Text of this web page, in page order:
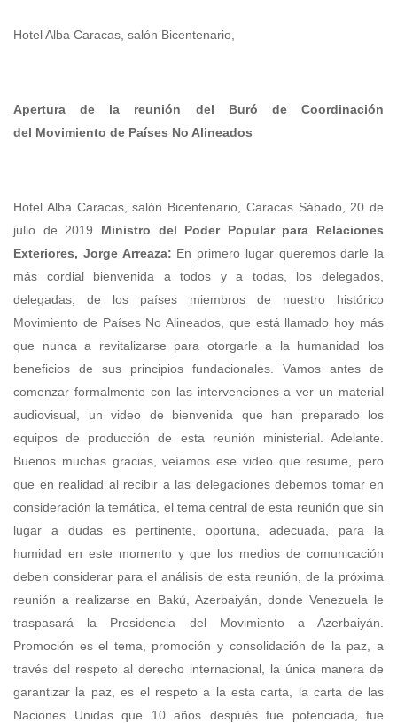
Hotel Alba Caracas, salón Bicentenario,
Apertura de la reunión del Buró de Coordinación
del Movimiento de Países No Alineados
Hotel Alba Caracas, salón Bicentenario, Caracas Sábado, 20 de
julio de 2019 Ministro del Poder Popular para Relaciones
Exteriores, Jorge Arreaza: En primero lugar queremos darle la más cordial bienvenida a todos y a todas, los delegados, delegadas, de los países miembros de nuestro histórico Movimiento de Países No Alineados, que está llamado hoy más que nunca a revitalizarse para otorgarle a la humanidad los beneficios de sus principios fundacionales. Vamos antes de comenzar formalmente con las intervenciones a ver un material audiovisual, un video de bienvenida que han preparado los equipos de producción de esta reunión ministerial. Adelante. Buenos muchas gracias, veíamos ese video que resume, pero que en realidad al recibir a las delegaciones debemos tomar en consideración la temática, el tema central de esta reunión que sin lugar a dudas es pertinente, oportuna, adecuada, para la humidad en este momento y que los medios de comunicación deben considerar para el análisis de esta reunión, de la próxima reunión a realizarse en Bakú, Azerbaiyán, donde Venezuela le traspasará la Presidencia del Movimiento a Azerbaiyán. Promoción es el tema, promoción y consolidación de la paz, a través del respeto al derecho internacional, la única manera de garantizar la paz, es el respeto a la esta carta, la carta de las Naciones Unidas que 10 años después fue potenciada, fue alimentada por los principios de aquella conferencia euroasiática en Bandung, Indonesia, y que dio luz, dio nacimiento a nuestro Movimiento. Estamos seguros que la participación de todas y todos ustedes, será de gran importancia para que esta temática en el mundo retome su rol fundamental y para aquellos actores internacionales que han decidido de manera consuetudinaria violar el derecho internacional, tengan que entrar por el carril de la humanidad, por el carril del respeto al derecho internacional. Antes de que sigamos avanzando nos corresponde solicitar un minuto de silencio en honor de los líderes de nuestro Movimiento que han fallecido desde la pasada conferencia ministerial, que se llevó a cabo en Bandung, en abril 2018, en este caso su excelencia el señor Tran Dai Quang, expresidente de la República Socialista de Vietnam, quien falleciera el pasado 21 de septiembre de 2018 y su excelencia el señor Do Moi, exsecretario general del Partido Comunista de Vietnam y Presidente del Consejo de Ministros del gobierno de Vietnam quien falleciera el pasado primero de octubre de 2018. Comienza el minuto de silencio. Finaliza el minuto de silencio a honor a nuestros líderes y a todos los líderes fundacionales de nuestro Movimiento, que en su momento cambiaron la historia de las relaciones internacionales con la creación de MNOAL, de nuestro Movimiento de Países No Alineados. Permítanme ahora pasar a nuestra intervención desde la Presidencia de esta reunión, para seguir adelante con nuestro programa. Hoy a casi 3 años de la histórica cumbre en la isla de Margarita, en la que Venezuela asumió la Presidencia de nuestro Movimiento, el destino nos ha convocado nuevamente en este país, en esta ocasión en la capital, Caracas, cuna del libertador Simón Bolívar, donde hace más de 200 años se inició y desarrolló la gesta independentista de nuestra patria y en la que con orgullo enarbolamos las banderas a favor de libertad, la independencia y la justicia social; son esas también las banderas que fueron asumidas con gran determinación por el comandante Hugo Chávez, quien fue un firme promotor de la unidad de los países del sur y la cooperación sur-sur. En el marco de nuestra diplomacia bolivariana de paz desde Venezuela concebimos el no alineamiento, dentro de la neutralidad positiva, como un puente hacia el diálogo y el entendimiento, para que Movimiento pueda seguir siendo un factor de equilibrio en las relaciones internacionales. Desde esta perspectiva juzgamos necesario la configuración de esfuerzos para contribuir al fortalecimiento, entre otros, de la cooperación sur-sur y de la consulta la concertación política, a fin que nuestras decisiones adoptadas y los pronunciamientos emitidos por nuestros líderes, tengan una incidencia real y un impacto positivo en el escenario mundial. Desde el momento mismo en que asumimos la Presidencia del MNOAL, nos establecimos tres metas muy concreta, la primera: afianza la cohesión de nuestra membrecía de la membrecía de todos los estados miembros sobre la base de la premisa unidad en la diversidad; la segunda: fortalecer la solidaridad entre los estados miembros del Movimiento y en el mejor espíritu del no alineamiento y la tercera: avanzar en el proceso de revitalización del MNOAL a fin de reafirma su plena vigencia en la actual coyuntura internacional. Si bien hemos avanzado tal como se desprende del informe de gestión, que será presentado en breve, debemos reconocer no solo que aun nos queda un largo camino por recorrer, sino que nos encontramos hoy en medio de un escenario turbulento, signado por la incertidumbre y la presencia de serios desafíos que serán agudizados por las políticas aplicadas por algunas potencias, que pretenden bajo la óptica del unilateralismo vulnerar la soberanía y la independencia política de los estados, en perjuicio de la paz, los derechos humanos, el desarrollo y la solidaridad internacional. De allí la transcendencia del tema central de esta reunión, insistimos, promoción y consolidación de la paz a través del respeto al derecho internacional, y es que la paz es mucho más que el derecho de la humanidad a vivir sin sobresaltos o conflictos por las acciones irresponsables, impulsadas desde los centros de poder. También la paz es el derecho real de cada uno de nuestros pueblos a decidir su futuro, sin temor de acciones de desestabilización externas, que atenten contra su soberanía nacional, de allí que en nuestra opinión difícilmente podremos lograr la consecución de un mundo más pacífico y prospero si primeramente no logramos defender de manera conjunta y eficaz el respeto del derecho internacional. Estimados hermanos, hermanas de todo el mundo, más allá de los cambios que han ocurrido en las relaciones internacionales en las últimas décadas, vivimos un momento histórico en que el multilateralismo en el sistema multilateral en su conjunto, enfrenta una compleja crisis en razón de las amenazas y violaciones que de manera continuada un grupo de países occidentales, con creciente tendencia al unilateralismo, vienen realizando en detrimento de los sagrados propósitos y principios consagrados en la carta de las Naciones Unidas, se trata pues de un fenómeno sistémico que afecta un importante número de países, particularmente del mundo en desarrollo, de nosotros, incluso la manera misma en que se conducen las relaciones internacionales hoy, es un fenómeno que se manifiesta en múltiples formas: intervenciones militares, guerras impuestas, imposición de políticas de cambio de régimen, golpes de Estado, campañas mediáticas de desinformación, operaciones de estados miembros de nuestro Movimiento y de otros países del mundo, de alguna manera son acciones de guerra, de terrorismo desde esos centros de poder. Por otra parte la imposición de modelos políticos, económicos, sociales y culturales en contravención de los más elementales principios de las relaciones internacionales civilizadas y es que cómo no ser objeto de agresiones por parte de los grandes centros de poder, nuestro Movimiento, la voz de los países del sur, está conformado por casi 2 tercios de la membrecía de las Naciones Unidas, agrupa el 55 por ciento de la población del planeta, un territorio que además de representar un tercio de la extensión territorial total del mundo, alberga al 80 por ciento y el 60 por ciento de las reservas mundiales probadas de petróleo y gas respectivamente, sin mencionar otros importantes recursos naturales y la rica diversidad biológica. Su composición multiregional además hace que este Movimiento sea un relevante influyente actor, en los asuntos de la política mundial y en la democratización de las relaciones internacionales, de allí que algunos pretenden invisibilizarlo o incluso destruirlo. Hermanos, hermanas, Venezuela al igual que nuestros hermanos de Cuba, Irán, la República Popular Democrática de Corea, Palestina, Siria, entre otros, y en su momento Sudan, Zimbabue es víctima de un fenómeno marcado por hechos de agresión que hoy pretenden retrotraernos a los tiempos de la unipolaridad. Nuestro país sigue siendo víctima de los embates del intervencionismo por parte de factores de poder externos que no ha desistido de sus planes de desestabilizar nuestro país en contra de la paz y la tranquilidad del pueblo, en su afán por propiciar un cambio de gobierno e instaurar un régimen servil a sus intereses, incluso a través de sendos públicos llamados a la insurrección militar. Este año 2019 ha sido ilustrativo en este respecto, desde enero hasta hoy hemos sufrido intentos del golpes de Estado, intentos de insurreccionar a nuestro pueblo, a nuestro país y ha estado al frente de manera confesa, abierta, pública, el gobierno de los Estados Unidos, han reconocido la autoría directa de este intento de derrocar al gobierno del presidente Nicolás Maduro, que además influye que esté al frente de la presidencia de nuestro Movimiento. No podemos pasar por alto, las gravísimas implicaciones de las declaraciones del actual administración estadounidense con amenazar con hacer uso de la acción militar contra Venezuela, ni tampoco sus declaraciones en las que abiertamente reconocen sus continuos esfuerzos para propiciar un golpe de Estado, contra el orden constitucional y el gobierno legítimo democráticamente electo del Presidente, es por ello que sin temor a equivocarnos podemos afirmar que hoy estamos librando nuestra segunda gesta libertaria 200 años después. Esos mismos agentes insisten hoy en promover la aplicación de la nefasta noción de la responsabilidad de proteger contra nuestro país, alegando una supuesta crisis humanitaria, al tiempo que alientan a sectores extremistas y violentos enemigos de la paz en Venezuela, a que por una parte lleven a cabo actos de naturaleza